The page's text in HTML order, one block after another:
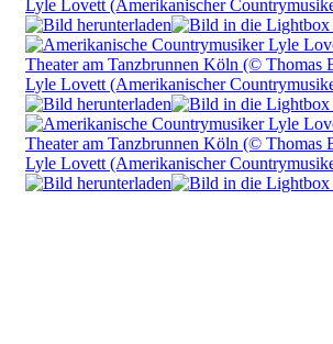
Lyle Lovett (Amerikanischer
Lyle Lovett (Amerikanischer
Lyle Lovett (Amerikanischer